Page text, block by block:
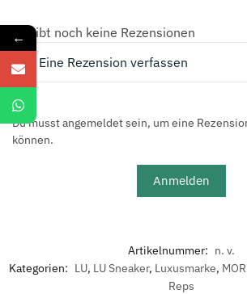
Es gibt noch keine Rezensionen
Eine Rezension verfassen
Du musst angemeldet sein, um eine
können.
Anmelden
Artikelnummer: n. v.
Kategorien: LU, LU Sneaker, Luxusmarke,
Reps
←